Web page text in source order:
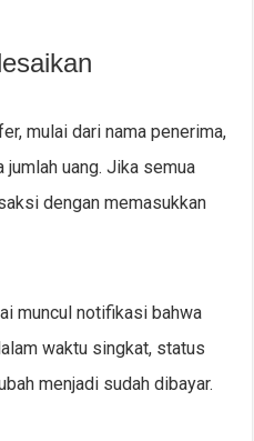
mulai dari nama penerima,
jumlah uang. Jika semua
dengan memasukkan
muncul notifikasi bahwa
waktu singkat, status
menjadi sudah dibayar.